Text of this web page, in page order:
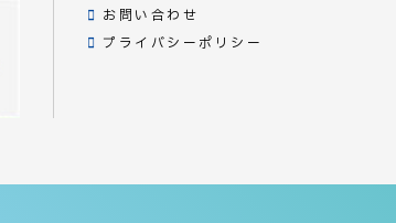
お問い合わせ
プライバシーポリシー